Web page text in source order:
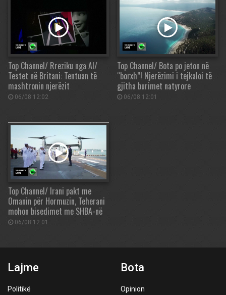
Top Channel/ Rreziku nga AI/
Testet në Britani: Tentuan të
mashtronin njerëzit
06/08 12:02
Top Channel/ Bota po jeton në
“borxh”! Njerëzimi i tejkaloi të
gjitha burimet natyrore
06/08 12:01
Top Channel/ Irani pakt me
Omanin për Hormuzin, Teherani
mohon bisedimet me SHBA-në
06/08 12:01
Lajme
Politikë
Bota
Opinion